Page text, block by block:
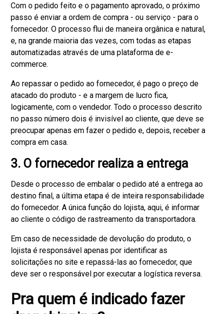
Com o pedido feito e o pagamento aprovado, o próximo
passo é enviar a ordem de compra - ou serviço - para o
fornecedor. O processo flui de maneira orgânica e natural,
e, na grande maioria das vezes, com todas as etapas
automatizadas através de uma plataforma de e-
commerce.
Ao repassar o pedido ao fornecedor, é pago o preço de
atacado do produto - e a margem de lucro fica,
logicamente, com o vendedor. Todo o processo descrito
no passo número dois é invisível ao cliente, que deve se
preocupar apenas em fazer o pedido e, depois, receber a
compra em casa.
3. O fornecedor realiza a entrega
Desde o processo de embalar o pedido até a entrega ao
destino final, a última etapa é de inteira responsabilidade
do fornecedor. A única função do lojista, aqui, é informar
ao cliente o código de rastreamento da transportadora.
Em caso de necessidade de devolução do produto, o
lojista é responsável apenas por identificar as
solicitações no site e repassá-las ao fornecedor, que
deve ser o responsável por executar a logística reversa.
Pra quem é indicado fazer